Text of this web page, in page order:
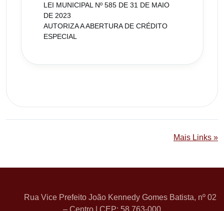
LEI MUNICIPAL Nº 585 DE 31 DE MAIO
DE 2023
AUTORIZA A ABERTURA DE CRÉDITO
ESPECIAL
Mais Links »
Rua Vice Prefeito João Kennedy Gomes Batista, nº 02